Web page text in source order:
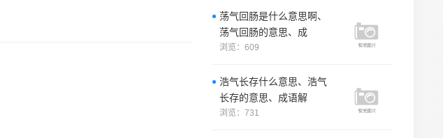
荡气回肠是什么意思啊、
荡气回肠的意思、成
浏览：609
浩气长存什么意思、浩气
长存的意思、成语解
浏览：731